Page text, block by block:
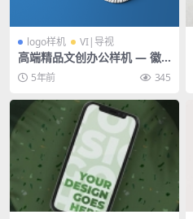
logo样机 VI|导视
高端精品文创办公样机 — 徽
章胸针
5年前 345